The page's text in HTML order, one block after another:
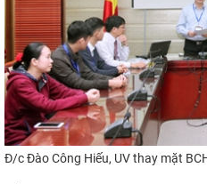
Đ/c Đào Công Hiếu, UV thay mặt